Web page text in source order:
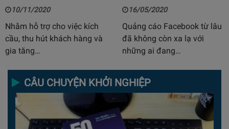
10/11/2020
Nhằm hỗ trợ cho việc kích
cầu, thu hút khách hàng và
gia tăng…
16/05/2020
Quảng cáo Facebook từ lâu
đã không còn xa lạ với
những ai đang…
CÂU CHUYỆN KHỞI NGHIỆP